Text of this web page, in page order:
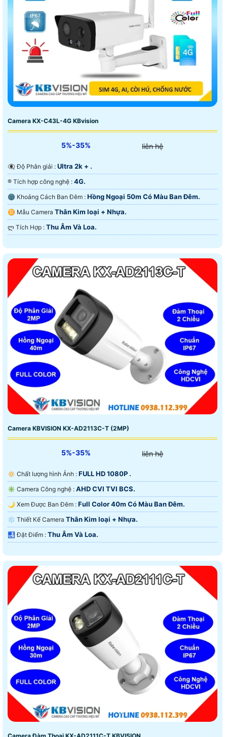
Camera KX-C43L-4G KBvision
5%-35% liên hệ
👁️‍🗨 Độ Phân giải : Ultra 2k + .
®️ Tích hợp công nghệ : 4G.
🌚 Khoảng Cách Ban Đêm : Hồng Ngoại 50m Có Màu Ban Ðêm.
♊ Mẫu Camera Thân Kim loại + Nhựa.
️ლ Tích Hợp : Thu Âm Và Loa.
Camera KBVISION KX-AD2113C-T (2MP)
5%-35% liên hệ
🔅 Chất lượng hình Ảnh : FULL HD 1080P .
✳️ Camera Công nghệ : AHD CVI TVI BCS.
🌙 Xem Được Ban Đêm : Full Color 40m Có Màu Ban Ðêm.
❄ Thiết Kế Camera Thân Kim loại + Nhựa.
️🛃 Đặt Điểm : Thu Âm Và Loa.